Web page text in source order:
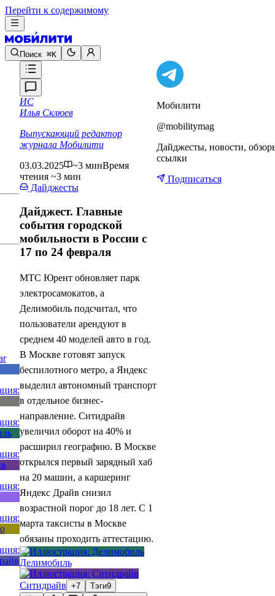
Перейти к содержимому
Поиск ⌘K
ИС
Илья Склюев
Выпускающий редактор
журнала Мобилити
03.03.2025
~3 минВремя
чтения ~3 мин
Дайджесты
Дайджест. Главные
события городской
мобильности в России с
17 по 24 февраля
МТС Юрент обновляет парк
электросамокатов, а
Делимобиль подсчитал, что
пользователи арендуют в
среднем 40 моделей авто в год.
В Москве готовят запуск
беспилотного метро, а Яндекс
выделил автономный транспорт
в отдельное бизнес-
направление. Ситидрайв
увеличил оборот на 40% и
расширил географию. В Москве
открылся первый зарядный хаб
на 20 машин, а каршеринг
Яндекс Драйв снизил
возрастной порог до 18 лет. С 1
марта таксисты в Москве
обязаны проходить аттестацию.
Делимобиль
Ситидрайв +7 Тэги9
Мобилити
@mobilitymag
Дайджесты, новости,
ссылки
Подписаться